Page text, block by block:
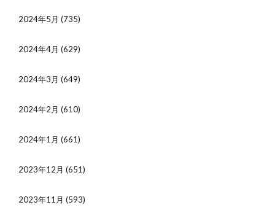
2024年5月 (735)
2024年4月 (629)
2024年3月 (649)
2024年2月 (610)
2024年1月 (661)
2023年12月 (651)
2023年11月 (593)